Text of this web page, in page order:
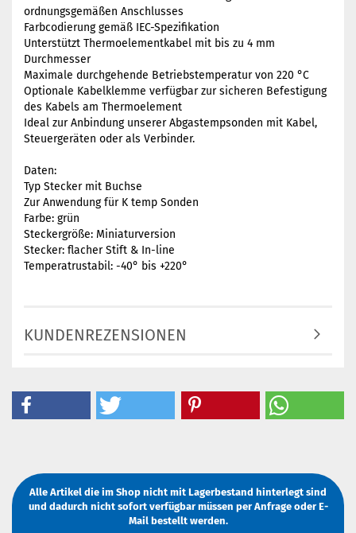
ordnungsgemäßen Anschlusses
Farbcodierung gemäß IEC-Spezifikation
Unterstützt Thermoelementkabel mit bis zu 4 mm
Durchmesser
Maximale durchgehende Betriebstemperatur von 220 °C
Optionale Kabelklemme verfügbar zur sicheren Befestigung
des Kabels am Thermoelement
Ideal zur Anbindung unserer Abgastempsonden mit Kabel,
Steuergeräten oder als Verbinder.
Daten:
Typ Stecker mit Buchse
Zur Anwendung für K temp Sonden
Farbe: grün
Steckergröße: Miniaturversion
Stecker: flacher Stift & In-line
Temperatrustabil: -40° bis +220°
KUNDENREZENSIONEN
Alle Artikel die im Shop nicht mit Lagerbestand hinterlegt sind
und dadurch nicht sofort verfügbar müssen per AnfrageoderE-
Mailbestellt werden.